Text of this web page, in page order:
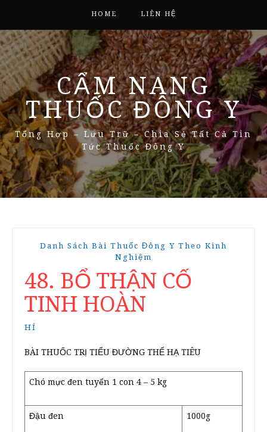
HOME LIÊN HỆ
CẨM NANG
THUỐC ĐÔNG Y
Tổng Hợp – Lưu Trữ – Chia Sẻ Tất Cả Tin
Tức Thuốc Đông Y
Danh Sách Bài Thuốc Đông Y Theo Kinh
Nghiệm
48. BỔ THẬN CỐ
TINH HOÀN
HÍ
BÀI THUỐC TRỊ TIỂU ĐƯỜNG THỂ HẠ TIÊU
Chó mực đen tuyển 1 con 4 – 5 kg
Đậu đen 1000g